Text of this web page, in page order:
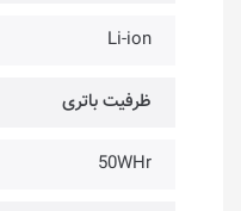
Li-ion
ظرفیت باتری
50WHr